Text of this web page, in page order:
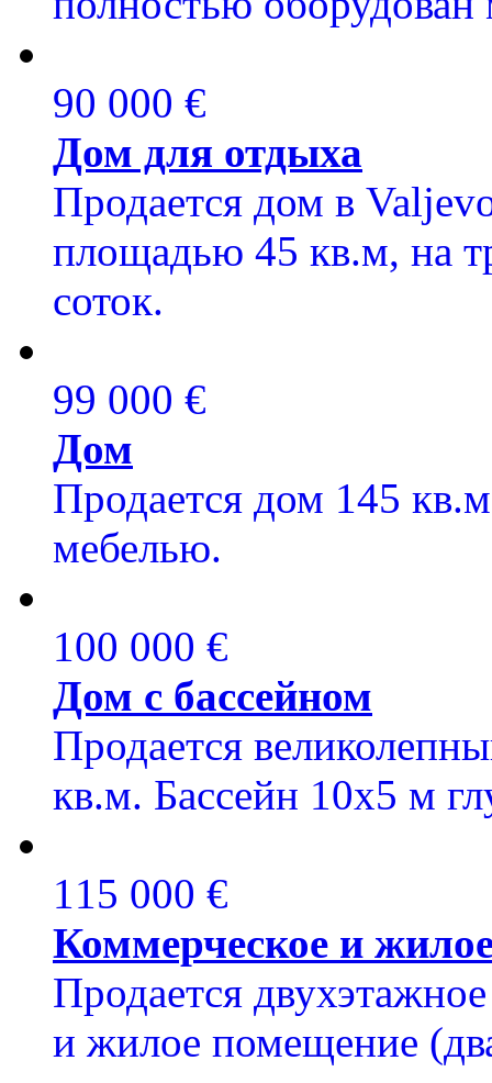
90 000 €
Дом для отдыха
Продается дом в
площадью 45 кв.м, на
соток.
99 000 €
Дом
Продается дом 145
мебелью.
100 000 €
Дом с бассейном
Продается
кв.м. Бассейн 10х5 м
115 000 €
Коммерческое и
Продается
и жилое помещение